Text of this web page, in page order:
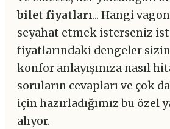
bilet fiyatları... Hangi
seyahat etmek isterseniz
fiyatlarındaki dengeler
konfor anlayışınıza nasıl
soruların cevapları ve çok
için hazırladığımız bu özel
alıyor.